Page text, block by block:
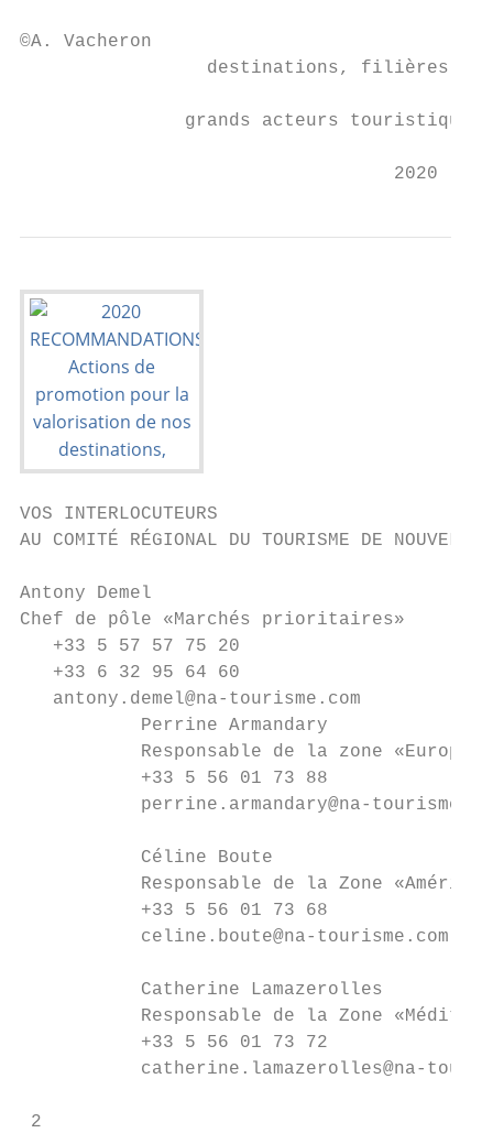
©A. Vacheron
destinations, filières et
               grands acteurs touristiques.
                                  2020
VOS INTERLOCUTEURS
AU COMITÉ RÉGIONAL DU TOURISME DE
Antony Demel
Chef de pôle «Marchés prioritaires»
   +33 5 57 57 75 20
   +33 6 32 95 64 60
   antony.demel@na-tourisme.com
           Perrine Armandary
Responsable de la zone «Europe
           +33 5 56 01 73 88
perrine.armandary@na-
           Céline Boute
Responsable de la Zone
           +33 5 56 01 73 68
           celine.boute@na-tourisme.com
           Catherine Lamazerolles
Responsable de la Zone
           +33 5 56 01 73 72
catherine.lamazerolles@na-
2